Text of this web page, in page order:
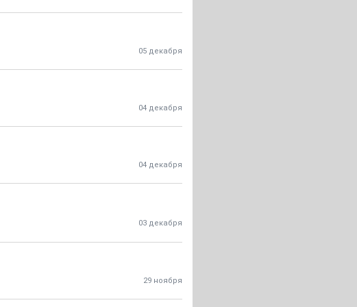
05 декабря
04 декабря
04 декабря
03 декабря
29 ноября